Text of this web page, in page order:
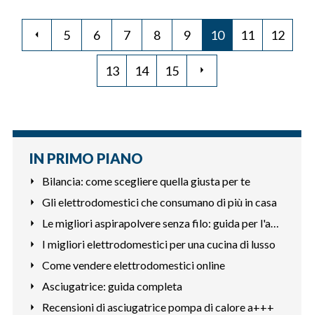
5 6 7 8 9 10 11 12
13 14 15
IN PRIMO PIANO
Bilancia: come scegliere quella giusta per te
Gli elettrodomestici che consumano di più in casa
Le migliori aspirapolvere senza filo: guida per l'acquisto
I migliori elettrodomestici per una cucina di lusso
Come vendere elettrodomestici online
Asciugatrice: guida completa
Recensioni di asciugatrice pompa di calore a+++